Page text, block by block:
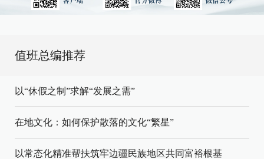
值班总编推荐
以“休假之制”求解“发展之需”
在地文化：如何保护散落的文化“繁星”
以常态化精准帮扶筑牢边疆民族地区共同富裕根基